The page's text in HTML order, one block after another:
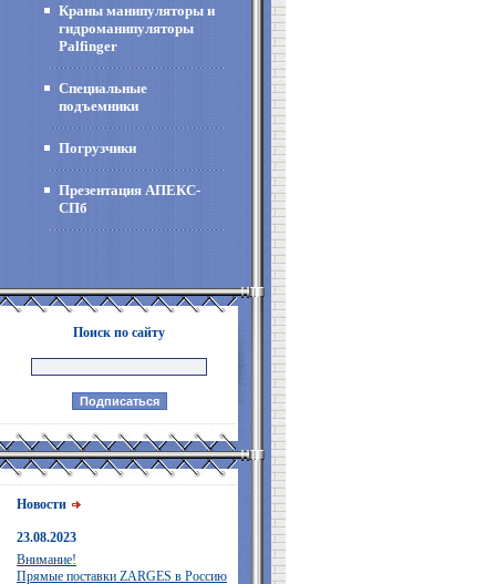
Краны манипуляторы и
гидроманипуляторы
Palfinger
Специальные
подъемники
Погрузчики
Презентация АПЕКС-
СПб
Поиск по сайту
Новости
23.08.2023
Внимание!
Прямые поставки ZARGES в Россию